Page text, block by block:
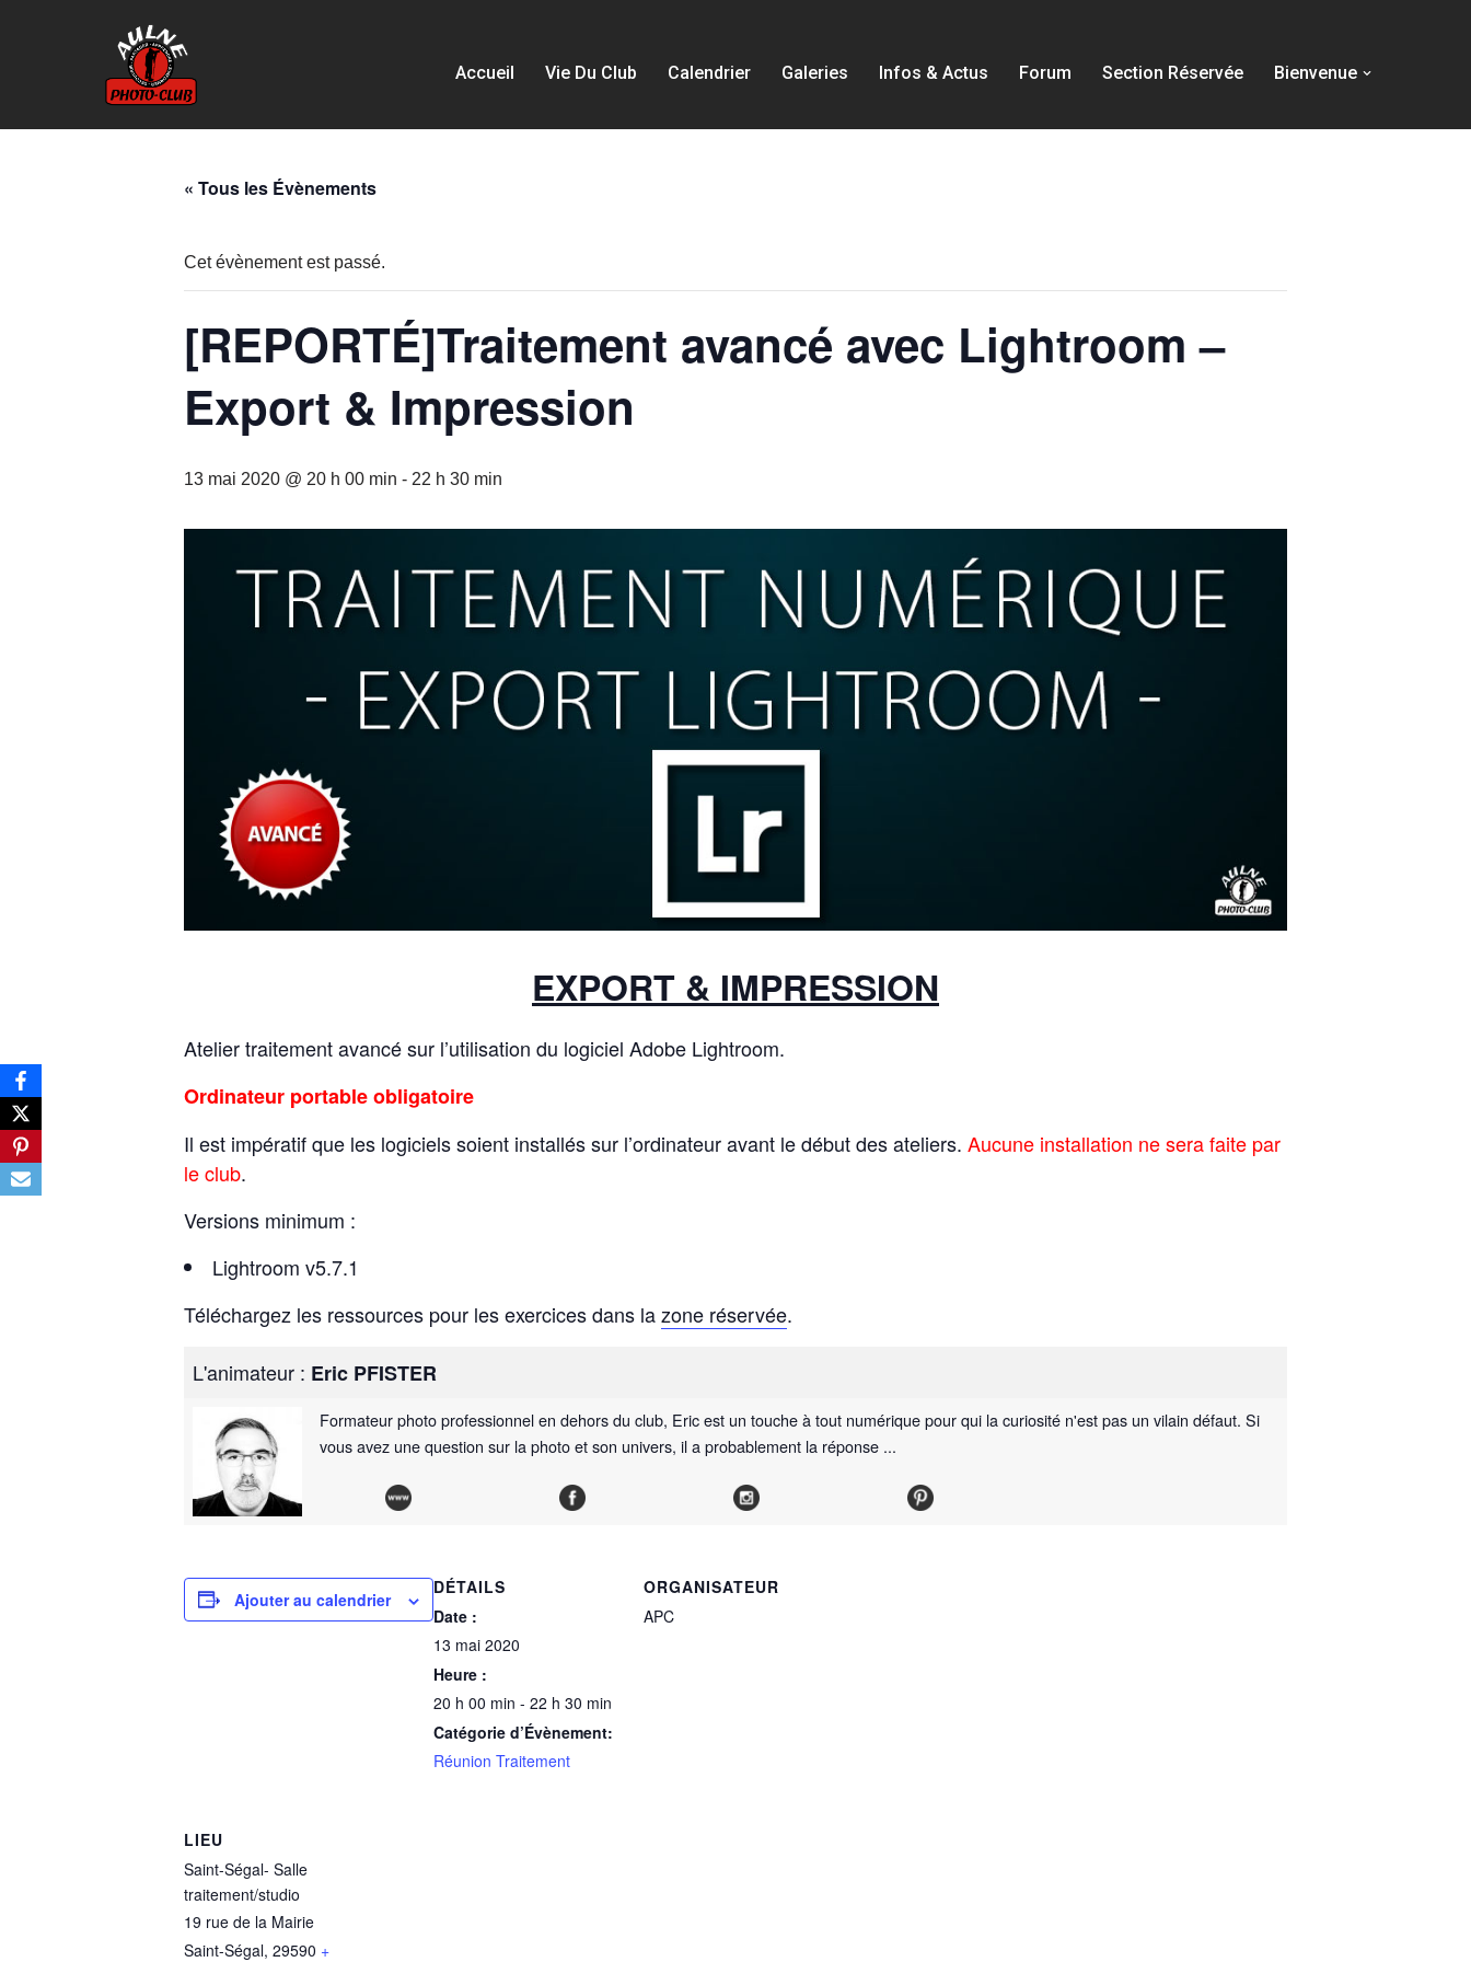
Accueil Vie Du Club Calendrier Galeries Infos & Actus Forum Section Réservée Bienvenue
« Tous les Évènements
Cet évènement est passé.
[REPORTÉ]Traitement avancé avec Lightroom –
Export & Impression
13 mai 2020 @ 20 h 00 min - 22 h 30 min
EXPORT & IMPRESSION
Atelier traitement avancé sur l’utilisation du logiciel Adobe Lightroom.
Ordinateur portable obligatoire
Il est impératif que les logiciels soient installés sur l’ordinateur avant le début des ateliers. Aucune installation ne sera faite par
le club.
Versions minimum :
Lightroom v5.7.1
Téléchargez les ressources pour les exercices dans lazone réservée.
L'animateur : Eric PFISTER
Formateur photo professionnel en dehors du club, Eric est un touche à tout numérique pour qui la curiosité n'est pas un vilain défaut. Si
vous avez une question sur la photo et son univers, il a probablement la réponse ...
Ajouter au calendrier
DÉTAILS
Date :
13 mai 2020
Heure :
20 h 00 min - 22 h 30 min
Catégorie d’Évènement:
Réunion Traitement
ORGANISATEUR
APC
LIEU
Saint-Ségal- Salle
traitement/studio
19 rue de la Mairie
Saint-Ségal, 29590 +